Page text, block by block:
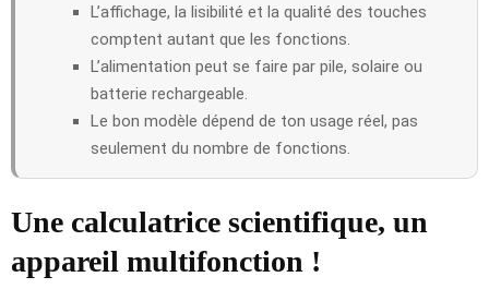
L’affichage, la lisibilité et la qualité des touches
comptent autant que les fonctions.
L’alimentation peut se faire par pile, solaire ou
batterie rechargeable.
Le bon modèle dépend de ton usage réel, pas
seulement du nombre de fonctions.
Une calculatrice scientifique, un
appareil multifonction !